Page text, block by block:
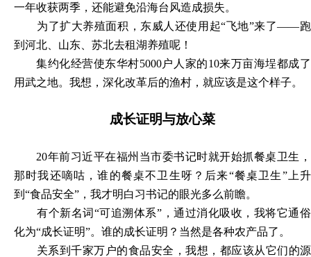
一年收获两季，还能避免沿海台风造成损失。
为了扩大养殖面积，东威人还使用起“飞地”来了——跑
到河北、山东、苏北去租湖养殖呢！
集约化经营使东华村5000户人家的10来万亩海埕都成了
用武之地。我想，深化改革后的渔村，就应该是这个样子。
成长证明与放心菜
20年前习近平在福州当市委书记时就开始抓餐桌卫生，
那时我还嘀咕，谁的餐桌不卫生呀？后来“餐桌卫生”上升
到“食品安全”，我才明白习书记的眼光多么前瞻。
有个新名词“可追溯体系”，通过消化吸收，我将它通俗
化为“成长证明”。谁的成长证明？当然是各种农产品了。
关系到千家万户的食品安全，我想，都应该从它们的源